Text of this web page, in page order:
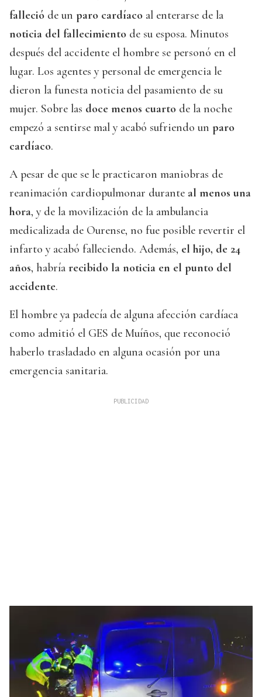
falleció de un paro cardíaco al enterarse de la
noticia del fallecimiento de su esposa. Minutos
después del accidente el hombre se personó en el
lugar. Los agentes y personal de emergencia le
dieron la funesta noticia del pasamiento de su
mujer. Sobre las doce menos cuarto de la noche
empezó a sentirse mal y acabó sufriendo un paro
cardíaco.
A pesar de que se le practicaron maniobras de
reanimación cardiopulmonar durante al menos una
hora, y de la movilización de la ambulancia
medicalizada de Ourense, no fue posible revertir el
infarto y acabó falleciendo. Además, el hijo, de 24
años, habría recibido la noticia en el punto del
accidente.
El hombre ya padecía de alguna afección cardíaca
como admitió el GES de Muíños, que reconoció
haberlo trasladado en alguna ocasión por una
emergencia sanitaria.